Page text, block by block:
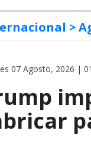
>
07 Agosto, 2026 |